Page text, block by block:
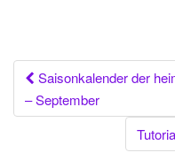
Saisonkalender der
– September